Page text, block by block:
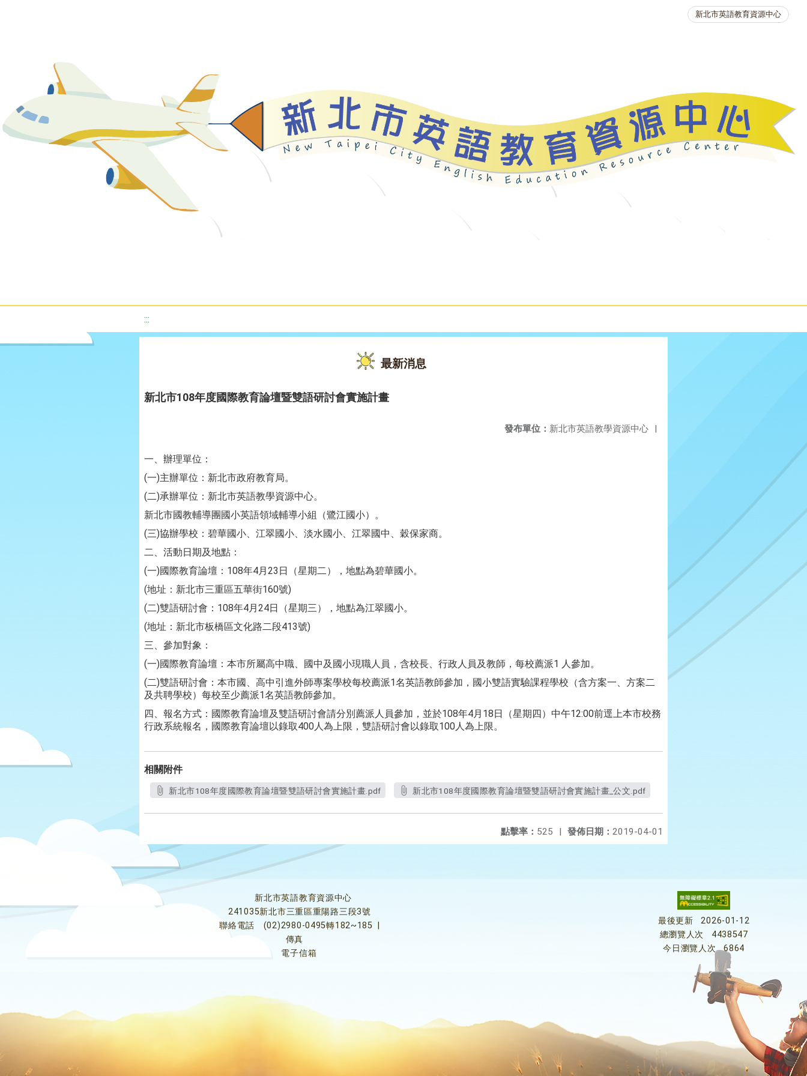
新北市英語教育資源中心
:::
最新消息
新北市108年度國際教育論壇暨雙語研討會實施計畫
發布單位： 新北市英語教學資源中心 |
一、辦理單位：
(一)主辦單位：新北市政府教育局。
(二)承辦單位：新北市英語教學資源中心。
新北市國教輔導團國小英語領域輔導小組（鷺江國小）。
(三)協辦學校：碧華國小、江翠國小、淡水國小、江翠國中、穀保家商。
二、活動日期及地點：
(一)國際教育論壇：108年4月23日（星期二），地點為碧華國小。
(地址：新北市三重區五華街160號)
(二)雙語研討會：108年4月24日（星期三），地點為江翠國小。
(地址：新北市板橋區文化路二段413號)
三、參加對象：
(一)國際教育論壇：本市所屬高中職、國中及國小現職人員，含校長、行政人員及教師，每校薦派1 人參加。
(二)雙語研討會：本市國、高中引進外師專案學校每校薦派1名英語教師參加，國小雙語實驗課程學校（含方案一、方案二
及共聘學校）每校至少薦派1名英語教師參加。
四、報名方式：國際教育論壇及雙語研討會請分別薦派人員參加，並於108年4月18日（星期四）中午12:00前逕上本市校務
行政系統報名，國際教育論壇以錄取400人為上限，雙語研討會以錄取100人為上限。
相關附件
新北市108年度國際教育論壇暨雙語研討會實施計畫.pdf 新北市108年度國際教育論壇暨雙語研討會實施計畫_公文.pdf
發佈日期： 2019-04-01
點擊率： 525 |
新北市英語教育資源中心
241035新北市三重區重陽路三段3號
聯絡電話
(02)2980-0495轉182~185
傳真
電子信箱
最後更新
2026-01-12
總瀏覽人次
4438547
今日瀏覽人次
6864